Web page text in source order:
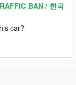
BAN / 한국
car?